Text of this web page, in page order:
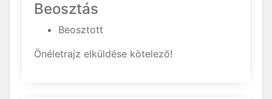
Beosztás
Beosztott
Önéletrajz elküldése kötelező!